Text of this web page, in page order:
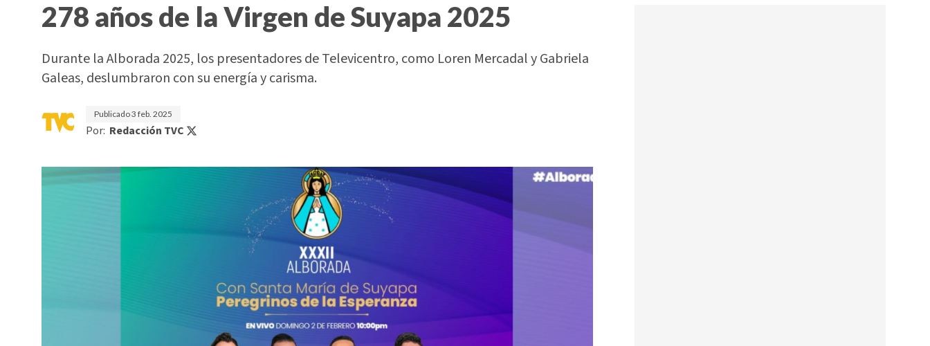
278 años de la Virgen de Suyapa 2025
Durante la Alborada 2025, los presentadores de Televicentro, como Loren Mercadal y Gabriela
Galeas, deslumbraron con su energía y carisma.
Publicado3 feb. 2025
Por: Redacción TVC